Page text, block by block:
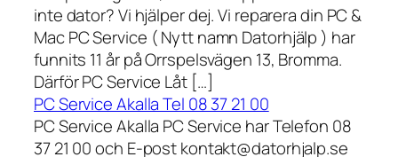
inte dator? Vi hjälper dej. Vi reparera din PC &
Mac PC Service ( Nytt namn Datorhjälp ) har
funnits 11 år på Orrspelsvägen 13, Bromma.
Därför PC Service Låt […]
PC Service Akalla Tel 08 37 21 00
PC Service Akalla PC Service har Telefon 08
37 21 00 och E-post kontakt@datorhjalp.se